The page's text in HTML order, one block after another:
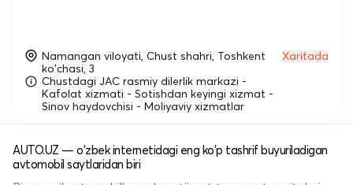
Xaritada
Namangan viloyati, Chust shahri, Toshkent
ko'chasi, 3
Chustdagi JAC rasmiy dilerlik markazi -
Kafolat xizmati - Sotishdan keyingi xizmat -
Sinov haydovchisi - Moliyaviy xizmatlar
AUTO.UZ — o'zbek internetidagi eng ko'p tashrif buyuriladigan
avtomobil saytlaridan biri